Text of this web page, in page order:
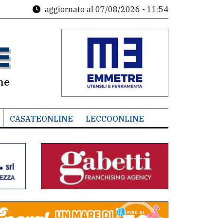
aggiornato al 07/08/2026 - 11:54
CASATEONLINE LECCOONLINE